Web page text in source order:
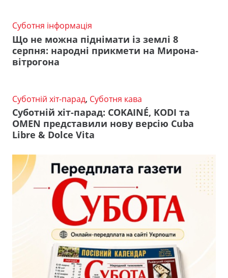
Суботня інформація
Що не можна піднімати із землі 8
серпня: народні прикмети на Мирона-
вітрогона
Суботній хіт-парад, Суботня кава
Суботній хіт-парад: COKAINÉ, KODI та
OMEN представили нову версію Cuba
Libre & Dolce Vita